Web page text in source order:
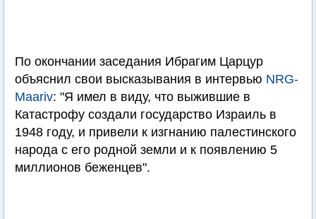
По окончании заседания Ибрагим Царцур
объяснил свои высказывания в интервью NRG-
Maariv: "Я имел в виду, что выжившие в
Катастрофу создали государство Израиль в
1948 году, и привели к изгнанию палестинского
народа с его родной земли и к появлению 5
миллионов беженцев".